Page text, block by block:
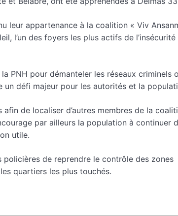
leur appartenance à la coalition « Viv
l’un des foyers les plus actifs de l’insécurité
PNH pour démanteler les réseaux criminels
un défi majeur pour les autorités et la
de localiser d’autres membres de la
par ailleurs la population à continuer
utile.
de reprendre le contrôle des zones
quartiers les plus touchés.